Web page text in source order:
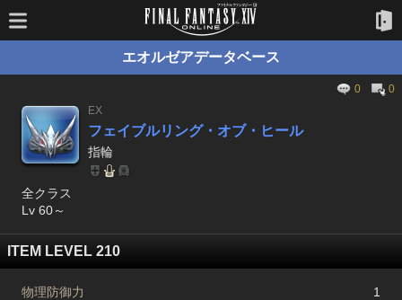
エオルゼアデータベース
0
0
EX
フェイブルリング・オブ・ヒール
指輪
全クラス
Lv 60～
ITEM LEVEL 210
物理防御力
1